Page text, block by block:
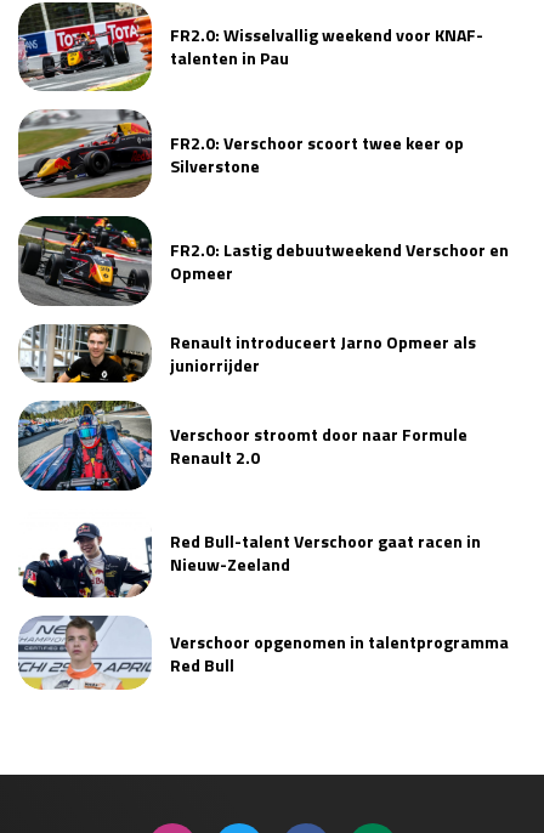
FR2.0: Wisselvallig weekend voor KNAF-
talenten in Pau
FR2.0: Verschoor scoort twee keer op
Silverstone
FR2.0: Lastig debuutweekend Verschoor en
Opmeer
Renault introduceert Jarno Opmeer als
juniorrijder
Verschoor stroomt door naar Formule
Renault 2.0
Red Bull-talent Verschoor gaat racen in
Nieuw-Zeeland
Verschoor opgenomen in talentprogramma
Red Bull